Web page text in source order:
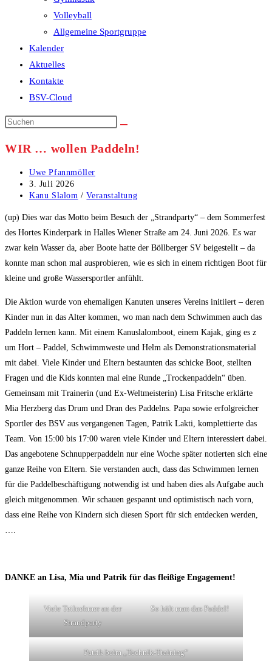
Volleyball
Allgemeine Sportgruppe
Kalender
Aktuelles
Kontakte
BSV-Cloud
WIR … wollen Paddeln!
Beitrags-
Autor:
Uwe Pfannmöller
Beitrag
veröffentlicht:
3. Juli 2026
Beitrags-
Kanu Slalom / Veranstaltung
(up) Dies war das Motto beim Besuch der „Strandparty“ – dem Sommerfest
des Hortes Kinderpark in Halles Wiener Straße am 24. Juni 2026. Es war
zwar kein Wasser da, aber Boote hatte der Böllberger SV beigestellt – da
konnte man schon mal ausprobieren, wie es sich in einem richtigen Boot für
kleine und große Wassersportler anfühlt.
Die Aktion wurde von ehemaligen Kanuten unseres Vereins initiiert – deren
Kinder nun in das Alter kommen, wo man nach dem Schwimmen auch das
Paddeln lernen kann. Mit einem Kanuslalomboot, einem Kajak, ging es z
um Hort – Paddel, Schwimmweste und Helm als Demonstrationsmaterial
mit dabei. Viele Kinder und Eltern bestaunten das schicke Boot, stellten
Fragen und die Kids konnten mal eine Runde „Trockenpaddeln“ üben.
Gemeinsam mit Trainerin (und Ex-Weltmeisterin) Lisa Fritsche erklärte
Mia Herzberg das Drum und Dran des Paddelns. Papa sowie erfolgreicher
Sportler des BSV aus vergangenen Tagen, Patrik Lakti, komplettierte das
Team. Von 15:00 bis 17:00 waren viele Kinder und Eltern interessiert dabei.
Das angebotene Schnupperpaddeln nur eine Woche später notierten sich eine
ganze Reihe von Eltern. Sie verstanden auch, dass das Schwimmen lernen
für die Paddelbeschäftigung notwendig ist und haben dies als Aufgabe auch
gleich mitgenommen. Wir schauen gespannt und optimistisch nach vorn,
dass eine Reihe von Kindern sich diesen Sport für sich entdecken werden,
….
DANKE an Lisa, Mia und Patrik für das fleißige Engagement!
Viele Teilnehmer an der
Strandparty
So hält man das Paddel!
Patrik beim „Technik-Training“